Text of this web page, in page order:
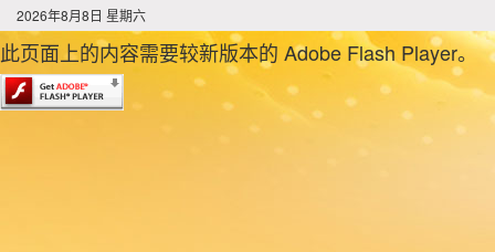
2026年8月8日 星期六
此页面上的内容需要较新版本的 Adobe Flash Player。